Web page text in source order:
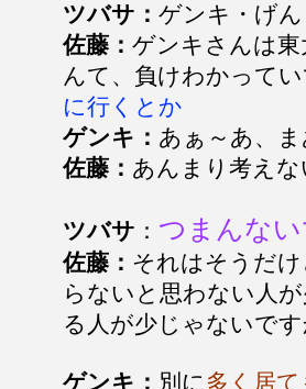
ツバサ： ゲンキ・げ
佐藤： ゲンキさんは
んて、負けわかって
に行くとか
ゲンキ： あぁ～あ、
佐藤： あんまり考え
ツバサ ： つまんな
佐藤： それはそうだ
らないと思わない人
る人が少じゃないで
ゲンキ： 別に多く居